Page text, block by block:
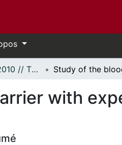
Thèses, 1910 - 2010 // Theses, 1910 - 2010
with